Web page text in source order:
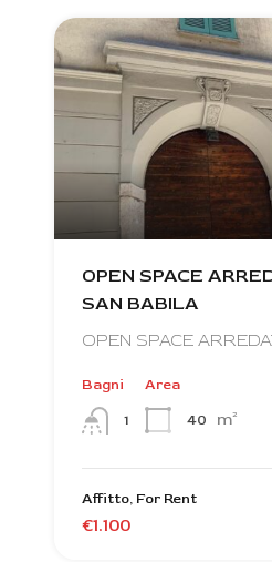
OPEN SPACE
SAN BABILA
OPEN SPACE
Bagni
1
Area
40
m²
Affitto, For Rent
€1.100